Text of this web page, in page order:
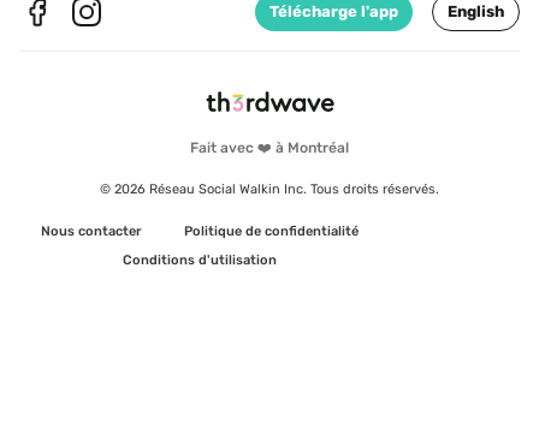
Fait avec ❤️ à Montréal
© 2026 Réseau Social Walkin Inc. Tous droits réservés.
Nous contacter
Politique de confidentialité
Conditions d'utilisation
Télécharge l'app English